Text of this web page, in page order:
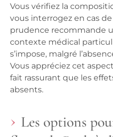
Vous vérifiez la
vous interrogez en cas
prudence recommande
contexte médical
s’impose, malgré
Vous appréciez cet
fait rassurant que les
absents.
Les options